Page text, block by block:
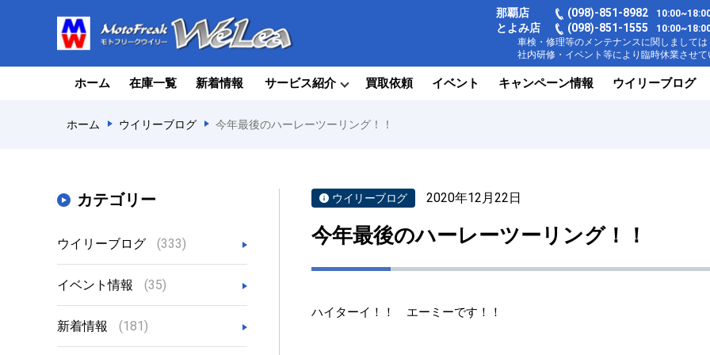
那覇店 (098)-851-8982
とよみ店 (098)-851-1555
車検・修理等のメンテナンスに関しましては
社内研修・イベント等により臨時休業させて
ホーム 在庫一覧 新着情報 サービス紹介 買取依頼 イベント キャンペーン情報 ウイリーブログ
ホーム ウイリーブログ 今年最後のハーレーツーリング！！
カテゴリー
ウイリーブログ (333)
イベント情報 (35)
新着情報 (181)
ウイリーブログ 2020年12月22日
今年最後のハーレーツーリング！！
ハイターイ！！ エーミーです！！